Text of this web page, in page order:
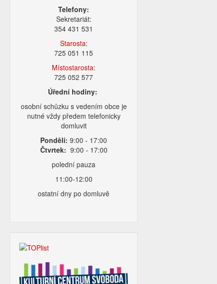
Telefony:
Sekretariát:
354 431 531
Starosta:
725 051 115
Místostarosta:
725 052 577
Úřední hodiny:
osobní schůzku s vedením obce je
nutné vždy předem telefonicky
domluvit
Pondělí: 9:00 - 17:00
Čtvrtek: 9:00 - 17:00
polední pauza
11:00-12:00
ostatní dny po domluvě